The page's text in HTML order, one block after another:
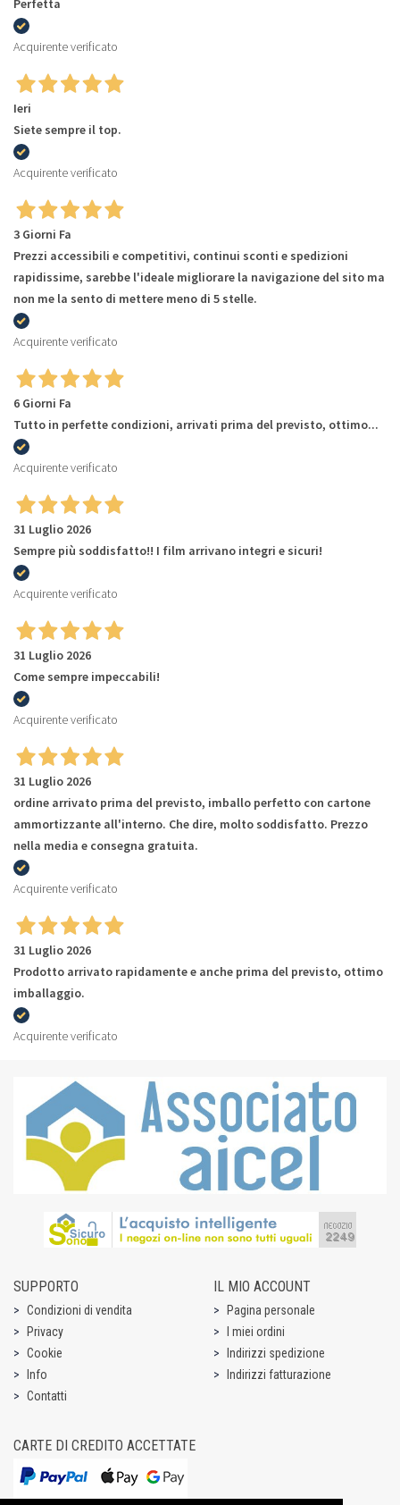
Perfetta
Acquirente verificato
Ieri
Siete sempre il top.
Acquirente verificato
3 Giorni Fa
Prezzi accessibili e competitivi, continui sconti e spedizioni
rapidissime, sarebbe l'ideale migliorare la navigazione del sito ma
non me la sento di mettere meno di 5 stelle.
Acquirente verificato
6 Giorni Fa
Tutto in perfette condizioni, arrivati prima del previsto, ottimo...
Acquirente verificato
31 Luglio 2026
Sempre più soddisfatto!! I film arrivano integri e sicuri!
Acquirente verificato
31 Luglio 2026
Come sempre impeccabili!
Acquirente verificato
31 Luglio 2026
ordine arrivato prima del previsto, imballo perfetto con cartone
ammortizzante all'interno. Che dire, molto soddisfatto. Prezzo
nella media e consegna gratuita.
Acquirente verificato
31 Luglio 2026
Prodotto arrivato rapidamente e anche prima del previsto, ottimo
imballaggio.
Acquirente verificato
SUPPORTO
Condizioni di vendita
Privacy
Cookie
Info
Contatti
IL MIO ACCOUNT
Pagina personale
I miei ordini
Indirizzi spedizione
Indirizzi fatturazione
CARTE DI CREDITO ACCETTATE